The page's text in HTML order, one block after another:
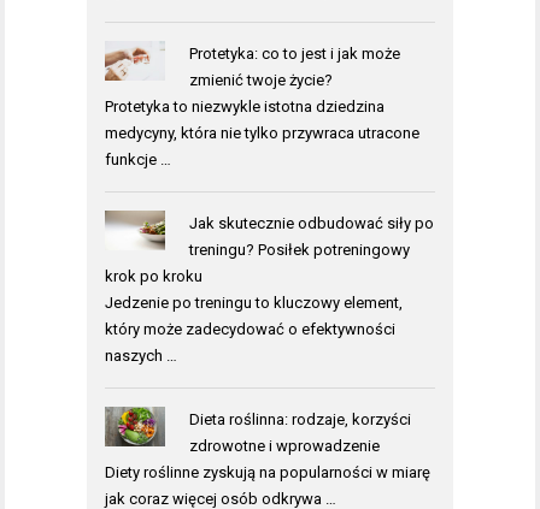
Protetyka: co to jest i jak może
zmienić twoje życie?
Protetyka to niezwykle istotna dziedzina
medycyny, która nie tylko przywraca utracone
funkcje …
Jak skutecznie odbudować siły po
treningu? Posiłek potreningowy
krok po kroku
Jedzenie po treningu to kluczowy element,
który może zadecydować o efektywności
naszych …
Dieta roślinna: rodzaje, korzyści
zdrowotne i wprowadzenie
Diety roślinne zyskują na popularności w miarę
jak coraz więcej osób odkrywa …